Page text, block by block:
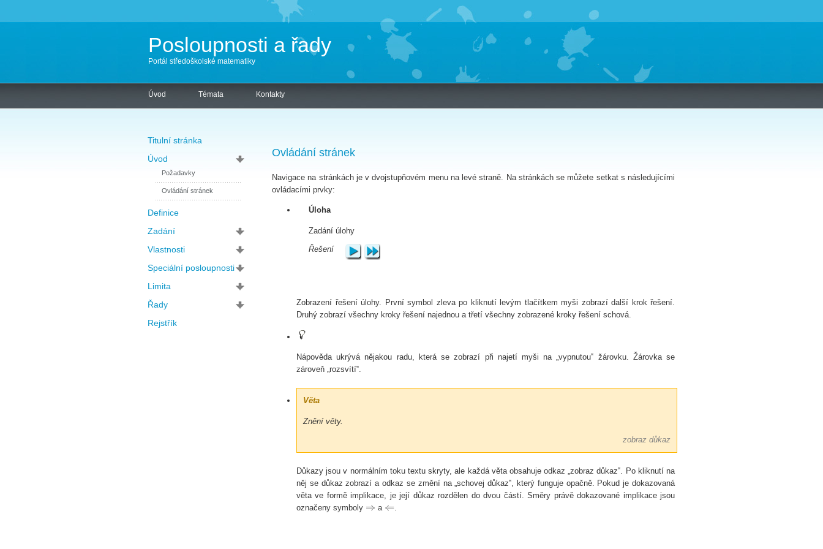
Posloupnosti a řady
Portál středoškolské matematiky
Úvod Témata Kontakty
Ovládání stránek
Navigace na stránkách je v dvojstupňovém menu na levé straně. Na stránkách se můžete setkat s následujícími
ovládacími prvky:
Úloha
Zadání úlohy
Řešení
Zobrazení řešení úlohy. První symbol zleva po kliknutí levým tlačítkem myši zobrazí další krok řešení.
Druhý zobrazí všechny kroky řešení najednou a třetí všechny zobrazené kroky řešení schová.
Nápověda ukrývá nějakou radu, která se zobrazí při najetí myši na „vypnutou‟ žárovku. Žárovka se
zároveň „rozsvítí‟.
Věta
Znění věty.
zobraz důkaz
Důkazy jsou v normálním toku textu skryty, ale každá věta obsahuje odkaz „zobraz důkaz‟. Po kliknutí na
něj se důkaz zobrazí a odkaz se změní na „schovej důkaz‟, který funguje opačně. Pokud je dokazovaná
věta ve formě implikace, je její důkaz rozdělen do dvou částí. Směry právě dokazované implikace jsou
označeny symboly ⇒ a ⇐
Titulní stránka
Úvod
Požadavky
Ovládání stránek
Definice
Zadání
Vlastnosti
Speciální posloupnosti
Limita
Řady
Rejstřík